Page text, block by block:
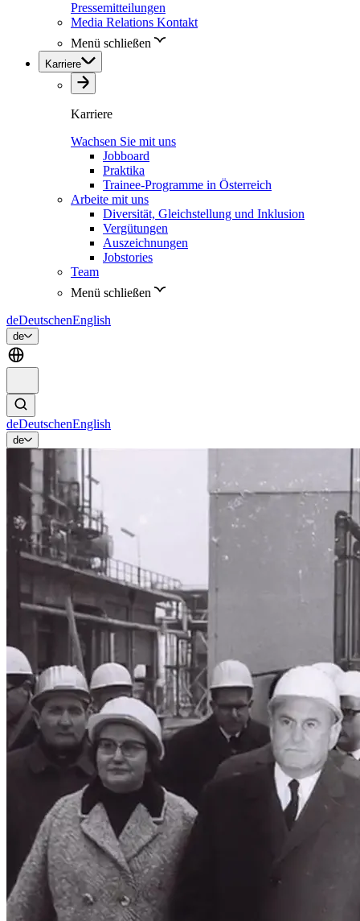
Pressemitteilungen
Media Relations Kontakt
Menü schließen
Karriere
Karriere
Wachsen Sie mit uns
Jobboard
Praktika
Trainee-Programme in Österreich
Arbeite mit uns
Diversität, Gleichstellung und Inklusion
Vergütungen
Auszeichnungen
Jobstories
Team
Menü schließen
deDeutschenEnglish
de
deDeutschenEnglish
de